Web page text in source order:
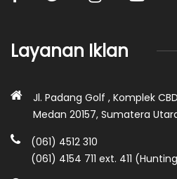
Layanan Iklan
Jl. Padang Golf , Komplek
Medan 20157, Sumatera
(061) 4512 310
(061) 4154 711 ext. 411